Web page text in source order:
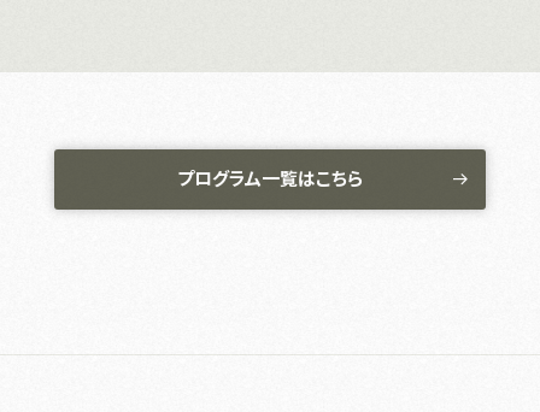
プログラム一覧はこちら